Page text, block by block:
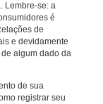
Lembre-se: a
é
de
e devidamente
algum dado da
de sua
registrar seu